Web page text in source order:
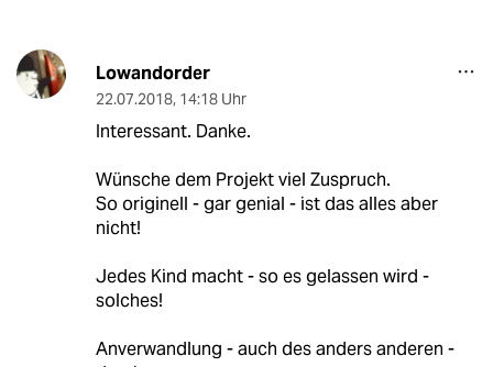
Lowandorder
22.07.2018, 14:18 Uhr
Interessant. Danke.
Wünsche dem Projekt viel Zuspruch.
So originell - gar genial - ist das alles aber
nicht!
Jedes Kind macht - so es gelassen wird -
solches!
Anverwandlung - auch des anders anderen -